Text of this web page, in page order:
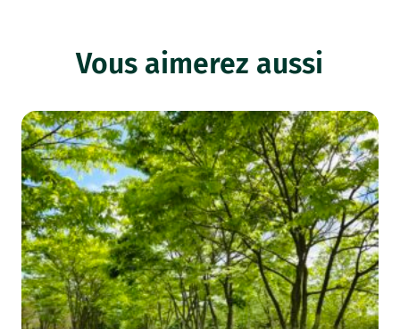
Vous aimerez aussi